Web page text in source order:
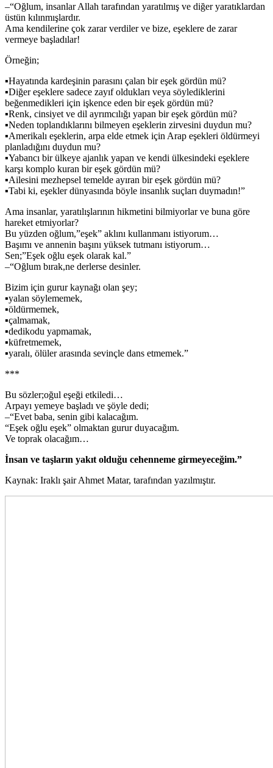
–“Oğlum, insanlar Allah tarafından yaratılmış ve diğer yaratıklardan
üstün kılınmışlardır.
Ama kendilerine çok zarar verdiler ve bize, eşeklere de zarar
vermeye başladılar!
Örneğin;
▪Hayatında kardeşinin parasını çalan bir eşek gördün mü?
▪Diğer eşeklere sadece zayıf oldukları veya söylediklerini
beğenmedikleri için işkence eden bir eşek gördün mü?
▪Renk, cinsiyet ve dil ayrımcılığı yapan bir eşek gördün mü?
▪Neden toplandıklarını bilmeyen eşeklerin zirvesini duydun mu?
▪Amerikalı eşeklerin, arpa elde etmek için Arap eşekleri öldürmeyi
planladığını duydun mu?
▪Yabancı bir ülkeye ajanlık yapan ve kendi ülkesindeki eşeklere
karşı komplo kuran bir eşek gördün mü?
▪Ailesini mezhepsel temelde ayıran bir eşek gördün mü?
▪Tabi ki, eşekler dünyasında böyle insanlık suçları duymadın!”
Ama insanlar, yaratılışlarının hikmetini bilmiyorlar ve buna göre
hareket etmiyorlar?
Bu yüzden oğlum,”eşek” aklını kullanmanı istiyorum…
Başımı ve annenin başını yüksek tutmanı istiyorum…
Sen;”Eşek oğlu eşek olarak kal.”
–“Oğlum bırak,ne derlerse desinler.
Bizim için gurur kaynağı olan şey;
▪yalan söylememek,
▪öldürmemek,
▪çalmamak,
▪dedikodu yapmamak,
▪küfretmemek,
▪yaralı, ölüler arasında sevinçle dans etmemek.”
***
Bu sözler;oğul eşeği etkiledi…
Arpayı yemeye başladı ve şöyle dedi;
–“Evet baba, senin gibi kalacağım.
“Eşek oğlu eşek” olmaktan gurur duyacağım.
Ve toprak olacağım…
İnsan ve taşların yakıt olduğu cehenneme girmeyeceğim.”
Kaynak: Iraklı şair Ahmet Matar, tarafından yazılmıştır.